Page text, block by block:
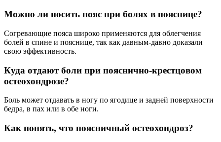
Можно ли носить пояс при болях в пояснице?
Согревающие пояса широко применяются для облегчения
болей в спине и пояснице, так как давным-давно доказали
свою эффективность.
Куда отдают боли при пояснично-крестцовом
остеохондрозе?
Боль может отдавать в ногу по ягодице и задней поверхности
бедра, в пах или в обе ноги.
Как понять, что поясничный остеохондроз?